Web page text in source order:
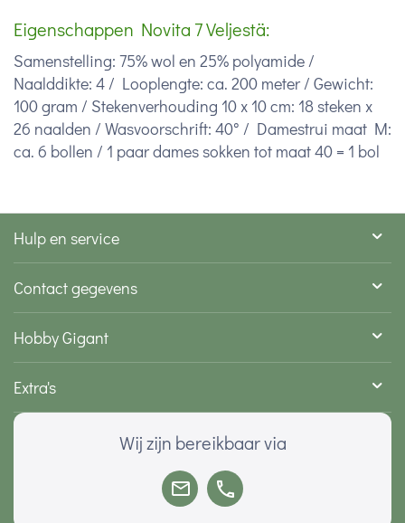
Eigenschappen Novita 7 Veljestä:
Samenstelling: 75% wol en 25% polyamide /
Naalddikte: 4 / Looplengte: ca. 200 meter / Gewicht:
100 gram / Stekenverhouding 10 x 10 cm: 18 steken x
26 naalden / Wasvoorschrift: 40° / Damestrui maat M:
ca. 6 bollen / 1 paar dames sokken tot maat 40 = 1 bol
Hulp en service
Contact gegevens
Hobby Gigant
Extra's
Wij zijn bereikbaar via